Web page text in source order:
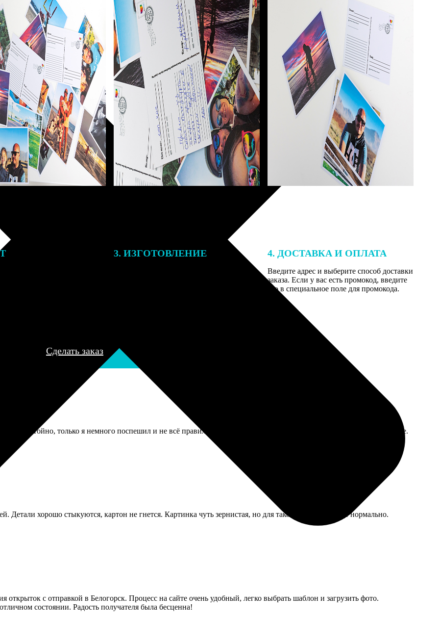
заказа к печати
могут связаться с Вами
телефону или email для
3. ИЗГОТОВЛЕНИЕ 4. ДОСТАВКА И ОПЛАТА
Введите адрес и выберите способ доставки
заказа. Если у вас есть промокод, введите
его в специальное поле для промокода.
Сделать заказ
достойно, только я немного поспешил и не всё правильно рассортировал фото. В следующий раз буду тщательнее.
Детали хорошо стыкуются, картон не гнется. Картинка чуть зернистая, но для такого формата вроде нормально.
открыток с отправкой в Белогорск. Процесс на сайте очень удобный, легко выбрать шаблон и загрузить фото.
состоянии. Радость получателя была бесценна!